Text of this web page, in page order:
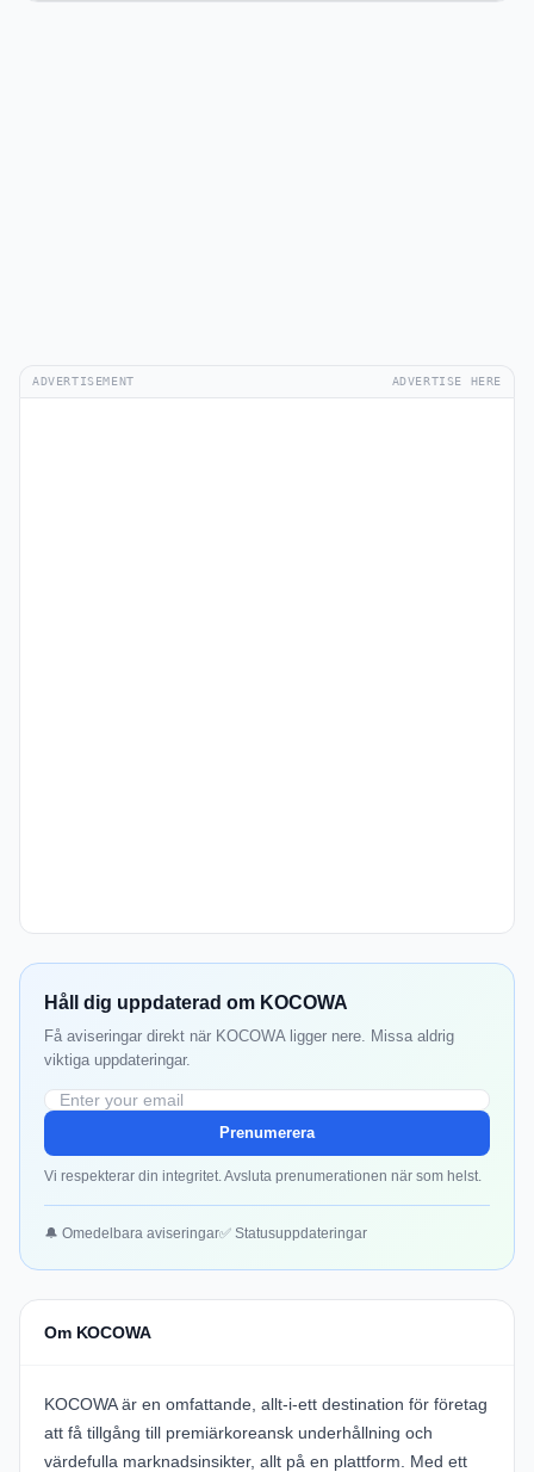
ADVERTISEMENT ADVERTISE HERE
Håll dig uppdaterad om KOCOWA
Få aviseringar direkt när KOCOWA ligger nere. Missa aldrig
viktiga uppdateringar.
Prenumerera
Vi respekterar din integritet. Avsluta prenumerationen när som helst.
🔔 Omedelbara aviseringar✅ Statusuppdateringar
Om KOCOWA
KOCOWA är en omfattande, allt-i-ett destination för företag
att få tillgång till premiärkoreansk underhållning och
värdefulla marknadsinsikter, allt på en plattform. Med ett